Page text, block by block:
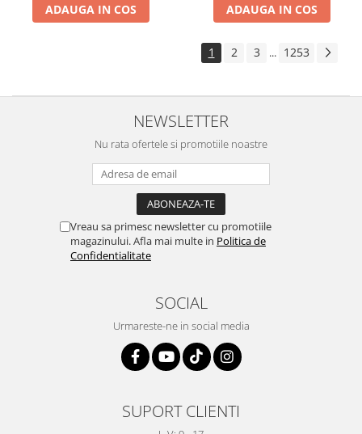
ADAUGA IN COS ADAUGA IN COS
1 2 3 ... 1253
NEWSLETTER
Nu rata ofertele si promotiile noastre
Vreau sa primesc newsletter cu promotiile
magazinului. Afla mai multe in Politica de
Confidentialitate
SOCIAL
Urmareste-ne in social media
SUPORT CLIENTI